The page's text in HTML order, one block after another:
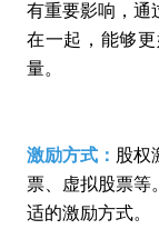
有重要影响，通
在一起，能够
量。
激励方式： 股权
票、虚拟股票等
适的激励方式。